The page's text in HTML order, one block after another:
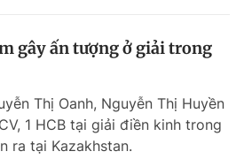
gây ấn tượng ở giải trong
Thị Oanh, Nguyễn Thị Huyền
1 HCB tại giải điền kinh trong
ra tại Kazakhstan.